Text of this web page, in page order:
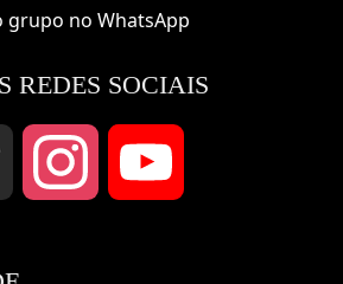
REDES SOCIAIS
Threads Instagram